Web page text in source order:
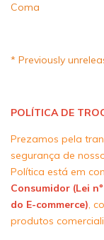
Coma
* Previously
POLÍTICA DE
Prezamos pela
segurança de
Política está em
Consumidor (Lei
do E-commerce),
produtos